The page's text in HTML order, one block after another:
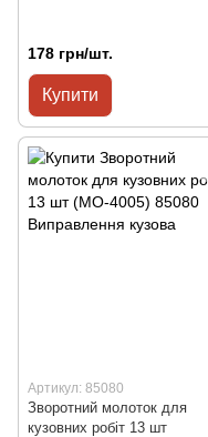
178 грн/шт.
Купити
Артикул: 85080
Зворотний молоток для
кузовних робіт 13 шт